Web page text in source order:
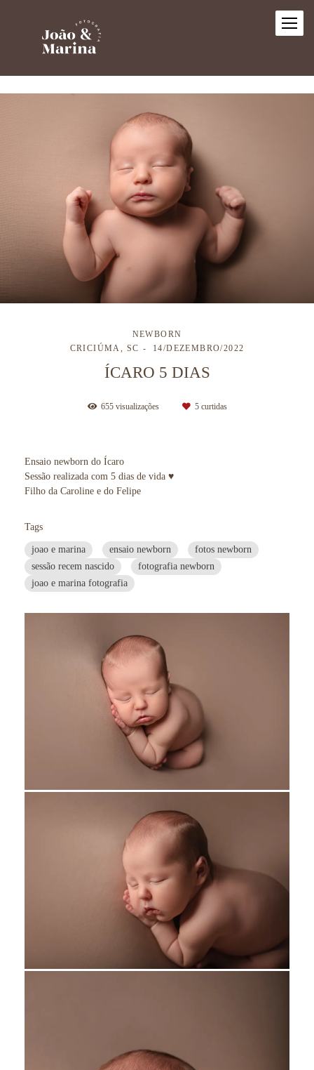
NEWBORN
CRICIÚMA, SC
14/DEZEMBRO/2022
ÍCARO 5 DIAS
655visualizações 5curtidas
Ensaio newborn do Ícaro
Sessão realizada com 5 dias de vida ♥
Filho da Caroline e do Felipe
Tags
joao e marina ensaio newborn
fotos newborn
sessão recem nascido
fotografia newborn
joao e marina fotografia